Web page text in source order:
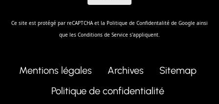
Ce site est protégé par reCAPTCHA et la Politique de Confidentalité de Google ainsi
que les Conditions de Service s'appliquent.
Mentions légales Archives
Sitemap
Politique de confidentialité